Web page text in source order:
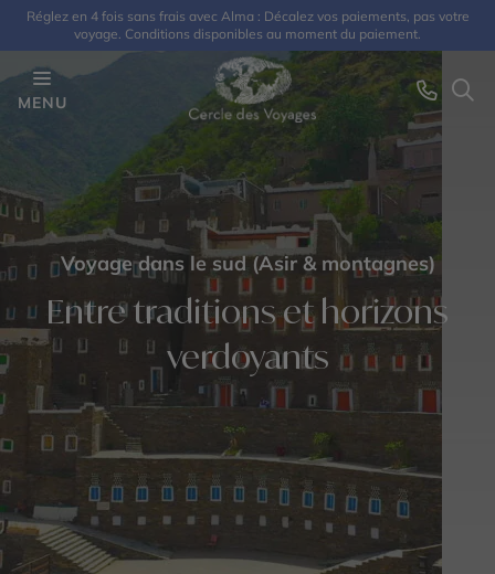
Réglez en 4 fois sans frais avec Alma : Décalez vos paiements, pas votre
voyage. Conditions disponibles au moment du paiement.
MENU
Voyage dans le sud (Asir & montagnes)
Entre traditions et horizons
verdoyants